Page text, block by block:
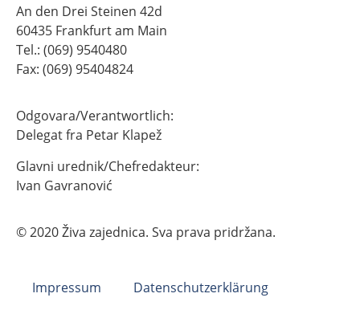
An den Drei Steinen 42d
60435 Frankfurt am Main
Tel.: (069) 9540480
Fax: (069) 95404824
Odgovara/Verantwortlich:
Delegat fra Petar Klapež
Glavni urednik/Chefredakteur:
Ivan Gavranović
© 2020 Živa zajednica. Sva prava pridržana.
Impressum Datenschutzerklärung